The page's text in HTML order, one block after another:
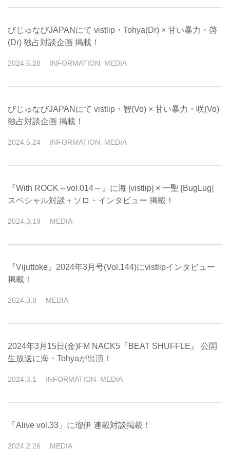
びじゅなびJAPANにて vistlip・Tohya(Dr) × 甘い暴力・啓
(Dr) 独占対談企画 掲載！
2024 5 28 INFORMATION MEDIA
びじゅなびJAPANにて vistlip・智(Vo) × 甘い暴力・咲(Vo)
独占対談企画 掲載！
2024 5 24 INFORMATION MEDIA
『With ROCK～vol.014～』に海 [vistlip] × 一聖 [BugLug]
スペシャル対談＋ソロ・インタビュー 掲載！
2024 3 19 MEDIA
『Vijuttoke』2024年3月号(Vol.144)にvistlipインタビュー
掲載！
2024 3 8 MEDIA
2024年3月15日(金)FM NACK5『BEAT SHUFFLE』 公開
生放送に海・Tohyaが出演！
2024 3 1 INFORMATION MEDIA
「Alive vol.33」に瑠伊 連載対談掲載！
2024 2 26 MEDIA